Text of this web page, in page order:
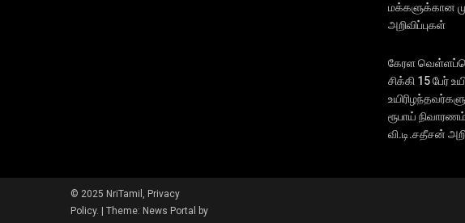
மக்களுக்கான
அறிவிப்புகள்
கேரள
சிக்கி 15 பேர்
ரூபாய்
வி.டி.சதீசன்
© 2025 NriTamil, Privacy
Policy.
Theme: News Portal by